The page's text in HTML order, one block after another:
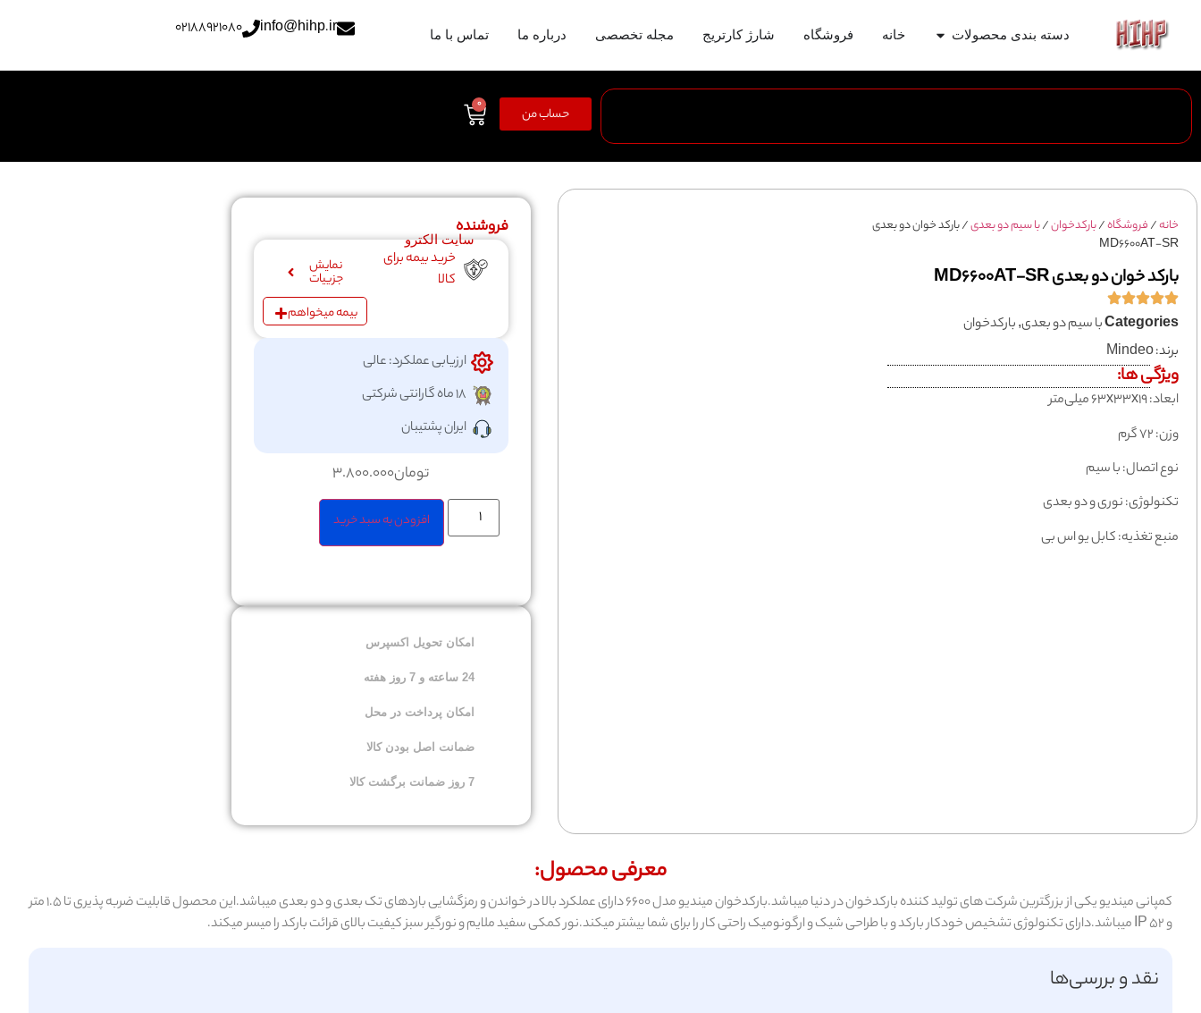
دسته بندی محصولات خانه فروشگاه شارژ کارتریج مجله تخصصی درباره ما تماس با ما info@hihp.ir
02188921080
حساب من
0
فروشندهسایت الکترو
خرید بیمه برای
کالا
نمایش
جزییات
بیمه میخواهم
ارزیابی عملکرد: عالی
18 ماه گارانتی شرکتی
ایران پشتیبان
تومان3.800.000
افزودن به سبد خرید
امکان تحویل اکسپرس
24 ساعته و 7 روز هفته
امکان پرداخت در محل
ضمانت اصل بودن کالا
7 روز ضمانت برگشت کالا
خانه/فروشگاه/باركدخوان/با سیم دو بعدی/ بارکد خوان دو بعدی
MD6600AT-SR
بارکد خوان دو بعدی MD6600AT-SR
Categoriesبا سیم دو بعدی,باركدخوان
برند:Mindeo
ویژگی ها:
ابعاد: ۶۳x۳۳x۱۹ میلی‌متر
وزن: ۷۲ گرم
نوع اتصال: با سیم
تکنولوژی: نوری و دو بعدی
منبع تغذیه: کابل یو اس بی
معرفی محصول:
کمپانی میندیو یکی از بزرگترین شرکت های تولید کننده بارکدخوان در دنیا میباشد.بارکدخوان میندیو مدل 6600 دارای عملکرد بالا در خواندن و رمزگشایی باردهای تک بعدی و دو بعدی میباشد.این محصول قابلیت ضربه پذیری تا 1.5 متر
و IP 52 میباشد.دارای تکنولوژی تشخیص خودکار بارکد و با طراحی شیک و ارگونومیک راحتی کار را برای شما بیشتر میکند.نور کمکی سفید ملایم و نورگیر سبز کیفیت بالای قرائت بارکد را میسر میکند.
نقد و بررسی‌ها